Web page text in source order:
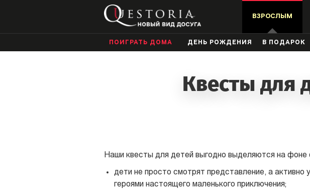
ВЗРОСЛЫМ
ПОИГРАТЬ ДОМА ДЕНЬ РОЖДЕНИЯ В ПОДАРОК
Квесты для
Наши квесты для детей выгодно выделяются на фоне
дети не просто смотрят представление, а
героями настоящего маленького приключения;